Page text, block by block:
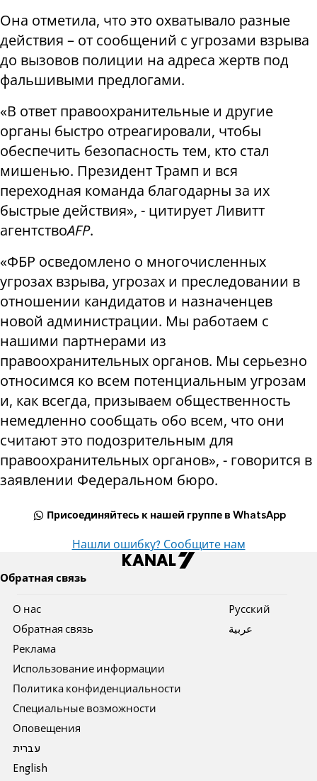
Она отметила, что это охватывало разные
действия – от сообщений с угрозами взрыва
до вызовов полиции на адреса жертв под
фальшивыми предлогами.
«В ответ правоохранительные и другие
органы быстро отреагировали, чтобы
обеспечить безопасность тем, кто стал
мишенью. Президент Трамп и вся
переходная команда благодарны за их
быстрые действия», - цитирует Ливитт
агентствоAFP.
«ФБР осведомлено о многочисленных
угрозах взрыва, угрозах и преследовании в
отношении кандидатов и назначенцев
новой администрации. Мы работаем с
нашими партнерами из
правоохранительных органов. Мы серьезно
относимся ко всем потенциальным угрозам
и, как всегда, призываем общественность
немедленно сообщать обо всем, что они
считают это подозрительным для
правоохранительных органов», - говорится в
заявлении Федеральном бюро.
Присоединяйтесь к нашей группе в WhatsApp
Нашли ошибку? Сообщите нам
Обратная связь
О нас
Обратная связь
Реклама
Использование информации
Политика конфиденциальности
Специальные возможности
Оповещения
עברית
English
Pусский
عربية